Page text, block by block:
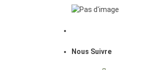
Nous Suivre